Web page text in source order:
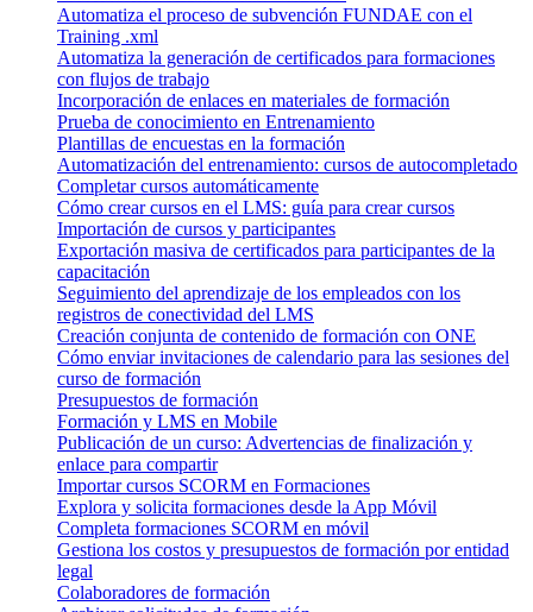
Automatiza el proceso de subvención FUNDAE con el
Training .xml
Automatiza la generación de certificados para formaciones
con flujos de trabajo
Incorporación de enlaces en materiales de formación
Prueba de conocimiento en Entrenamiento
Plantillas de encuestas en la formación
Automatización del entrenamiento: cursos de autocompletado
Completar cursos automáticamente
Cómo crear cursos en el LMS: guía para crear cursos
Importación de cursos y participantes
Exportación masiva de certificados para participantes de la
capacitación
Seguimiento del aprendizaje de los empleados con los
registros de conectividad del LMS
Creación conjunta de contenido de formación con ONE
Cómo enviar invitaciones de calendario para las sesiones del
curso de formación
Presupuestos de formación
Formación y LMS en Mobile
Publicación de un curso: Advertencias de finalización y
enlace para compartir
Importar cursos SCORM en Formaciones
Explora y solicita formaciones desde la App Móvil
Completa formaciones SCORM en móvil
Gestiona los costos y presupuestos de formación por entidad
legal
Colaboradores de formación